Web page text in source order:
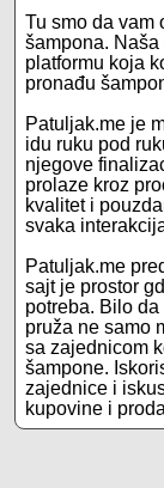
Tu smo da vam
šampona.
platformu koja
pronađu
Patuljak.me je
idu ruku pod
njegove
prolaze kroz
kvalitet i
svaka
Patuljak.me
sajt je prostor
potreba. Bilo
pruža ne samo
sa zajednicom
šampone.
zajednice i
kupovine i